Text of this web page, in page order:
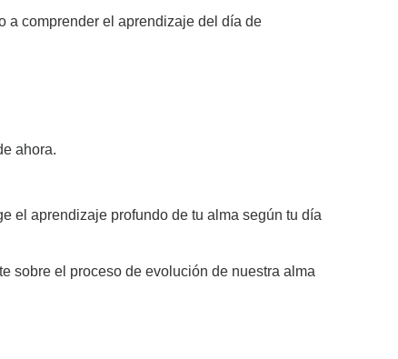
a comprender el aprendizaje del día de
ahora.
el aprendizaje profundo de tu alma según tu día
sobre el proceso de evolución de nuestra alma